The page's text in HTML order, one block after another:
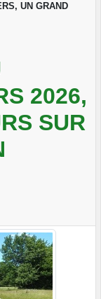
UN GRAND
2026,
SUR